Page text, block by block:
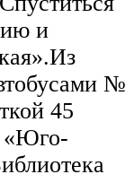
и
№
45
«Юго-